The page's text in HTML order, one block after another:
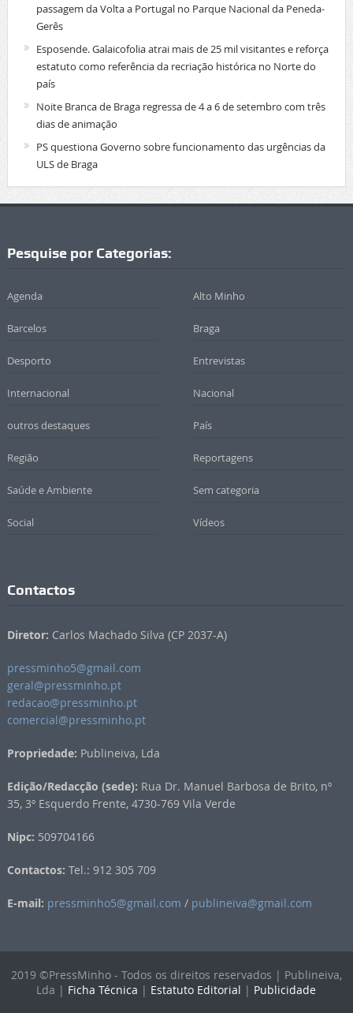
passagem da Volta a Portugal no Parque Nacional da Peneda-
Gerês
Esposende. Galaicofolia atrai mais de 25 mil visitantes e reforça
estatuto como referência da recriação histórica no Norte do
país
Noite Branca de Braga regressa de 4 a 6 de setembro com três
dias de animação
PS questiona Governo sobre funcionamento das urgências da
ULS de Braga
Pesquise por Categorias:
Agenda Alto Minho
Barcelos Braga
Desporto Entrevistas
Internacional Nacional
outros destaques País
Região Reportagens
Saúde e Ambiente Sem categoria
Social Vídeos
Contactos
Diretor: Carlos Machado Silva (CP 2037-A)
pressminho5@gmail.com
geral@pressminho.pt
redacao@pressminho.pt
comercial@pressminho.pt
Propriedade: Publineiva, Lda
Edição/Redacção (sede): Rua Dr. Manuel Barbosa de Brito, nº
35, 3º Esquerdo Frente, 4730-769 Vila Verde
Nipc: 509704166
Contactos: Tel.: 912 305 709
E-mail: pressminho5@gmail.com / publineiva@gmail.com
2019 ©PressMinho - Todos os direitos reservados | Publineiva,
Lda | Ficha Técnica | Estatuto Editorial | Publicidade